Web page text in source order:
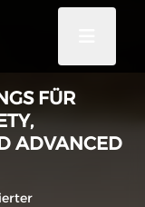
FÜR
ADVANCED